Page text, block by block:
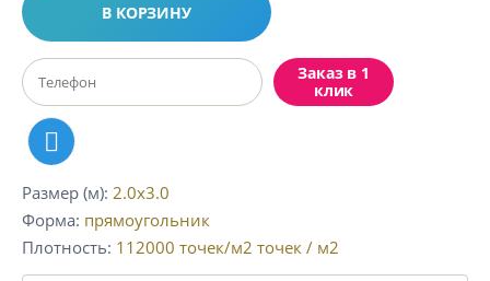
В КОРЗИНУ
Заказ в 1
клик
Размер (м) 2.0x3.0
Форма прямоугольник
Плотность 112000 точек/м2 точек / м2